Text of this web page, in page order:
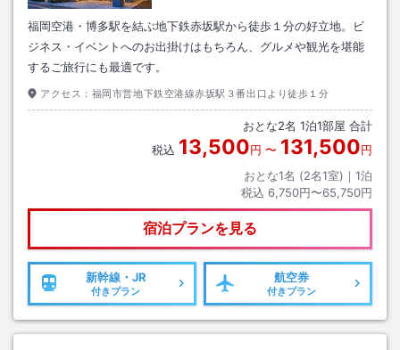
福岡空港・博多駅を結ぶ地下鉄赤坂駅から徒歩１分の好立地。ビ
ジネス・イベントへのお出掛けはもちろん、グルメや観光を堪能
するご旅行にも最適です。
アクセス： 福岡市営地下鉄空港線赤坂駅３番出口より徒歩１分
おとな2名 1泊1部屋 合計
税込 13,500円 〜 131,500円
おとな1名 (2名1室)｜ 1泊
税込 6,750円〜65,750円
宿泊プランを見る
新幹線・JR
付きプラン
航空券
付きプラン